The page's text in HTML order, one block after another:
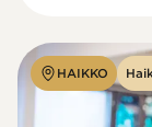
HAIKKO